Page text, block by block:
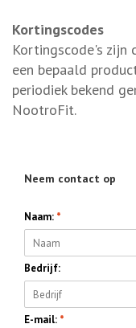
Kortingscodes
Kortingscode's zijn
een bepaald
periodiek bekend
NootroFit.
Neem contact op
Naam: *
Bedrijf:
E-mail: *